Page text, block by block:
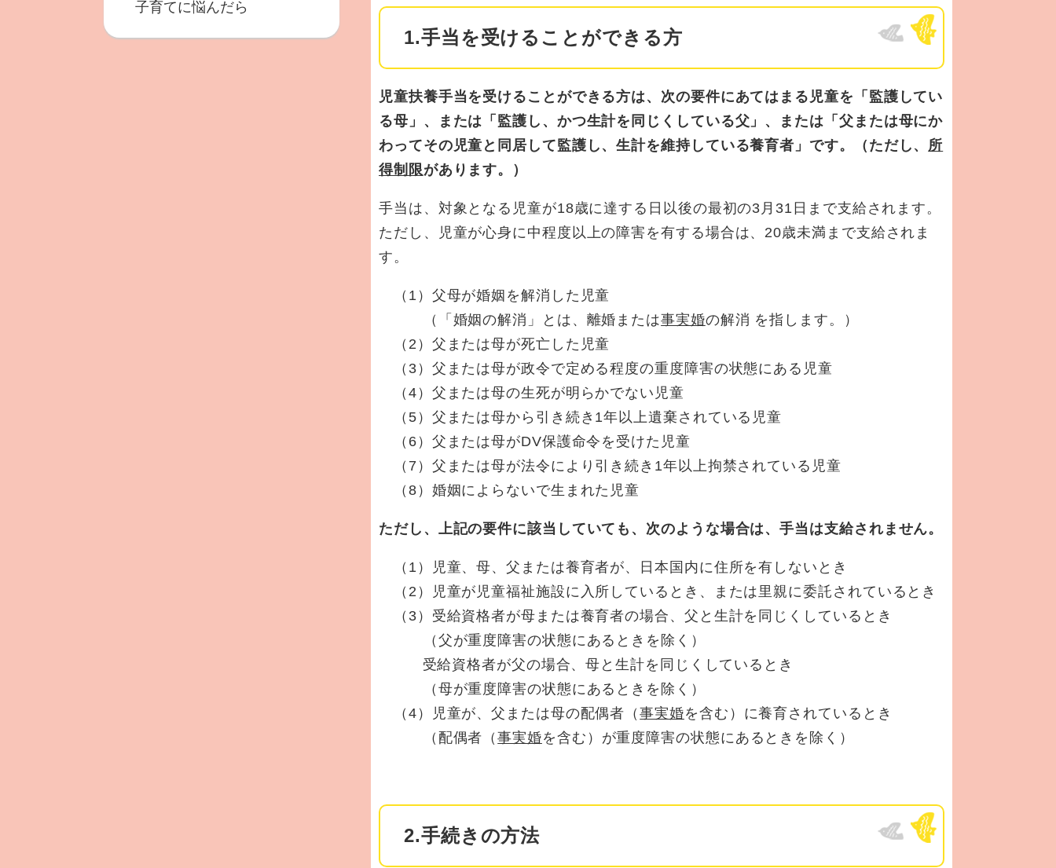
1.手当を受けることができる方
児童扶養手当を受けることができる方は、次の要件にあてはまる児童を「監護してい
る母」、または「監護し、かつ生計を同じくしている父」、または「父または母にか
わってその児童と同居して監護し、生計を維持している養育者」です。（ただし、 所
得制限があります。）
手当は、対象となる児童が18歳に達する日以後の最初の3月31日まで支給されます。
ただし、児童が心身に中程度以上の障害を有する場合は、20歳未満まで支給されま
す。
（1）父母が婚姻を解消した児童
（「婚姻の解消」とは、離婚または事実婚の解消 を指します。）
（2）父または母が死亡した児童
（3）父または母が政令で定める程度の重度障害の状態にある児童
（4）父または母の生死が明らかでない児童
（5）父または母から引き続き1年以上遺棄されている児童
（6）父または母がDV保護命令を受けた児童
（7）父または母が法令により引き続き1年以上拘禁されている児童
（8）婚姻によらないで生まれた児童
ただし、上記の要件に該当していても、次のような場合は、手当は支給されません。
（1）児童、母、父または養育者が、日本国内に住所を有しないとき
（2）児童が児童福祉施設に入所しているとき、または里親に委託されているとき
（3）受給資格者が母または養育者の場合、父と生計を同じくしているとき
（父が重度障害の状態にあるときを除く）
受給資格者が父の場合、母と生計を同じくしているとき
（母が重度障害の状態にあるときを除く）
（4）児童が、父または母の配偶者（事実婚を含む）に養育されているとき
（配偶者（事実婚を含む）が重度障害の状態にあるときを除く）
2.手続きの方法
子育てに悩んだら